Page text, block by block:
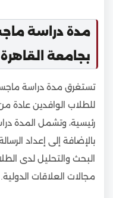
مدة دراسة
بجامعة
تستغرق مدة دراسة
للطلاب الوافدين عادة
رئيسية، وتشمل المدة
بالإضافة إلى إعداد
البحث والتحليل لدى
مجالات العلاقات الدولية.